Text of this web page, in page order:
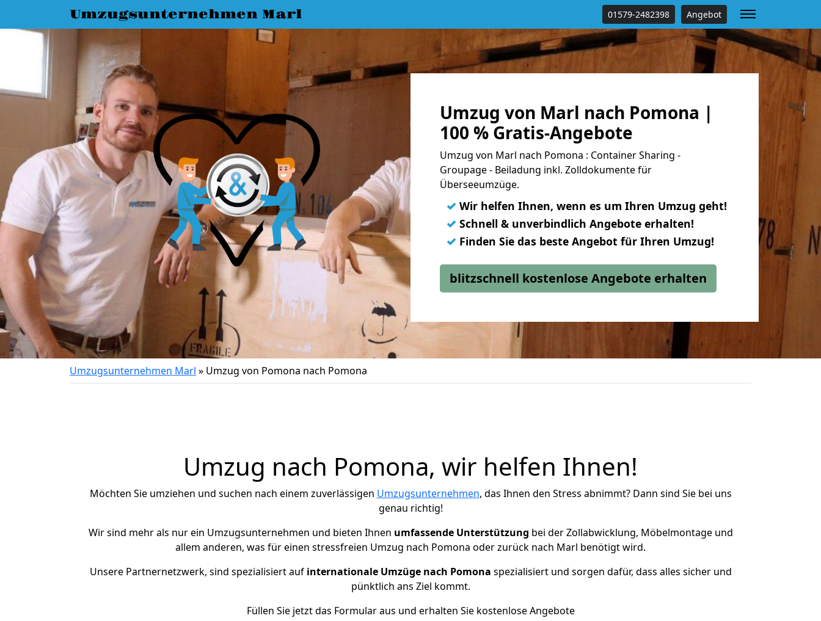
Umzugsunternehmen Marl 01579-2482398 Angebot
Umzug von Marl nach Pomona |
100 % Gratis-Angebote
Umzug von Marl nach Pomona : Container Sharing -
Groupage - Beiladung inkl. Zolldokumente für
Überseeumzüge.
✓ Wir helfen Ihnen, wenn es um Ihren Umzug geht!
✓ Schnell & unverbindlich Angebote erhalten!
✓ Finden Sie das beste Angebot für Ihren Umzug!
blitzschnell kostenlose Angebote erhalten
Umzugsunternehmen Marl » Umzug von Pomona nach Pomona
Umzug nach Pomona, wir helfen Ihnen!
Möchten Sie umziehen und suchen nach einem zuverlässigen Umzugsunternehmen, das Ihnen den Stress abnimmt? Dann sind Sie bei uns
genau richtig!
Wir sind mehr als nur ein Umzugsunternehmen und bieten Ihnen umfassende Unterstützung bei der Zollabwicklung, Möbelmontage und
allem anderen, was für einen stressfreien Umzug nach Pomona oder zurück nach Marl benötigt wird.
Unsere Partnernetzwerk, sind spezialisiert auf internationale Umzüge nach Pomona spezialisiert und sorgen dafür, dass alles sicher und
pünktlich ans Ziel kommt.
Füllen Sie jetzt das Formular aus und erhalten Sie kostenlose Angebote